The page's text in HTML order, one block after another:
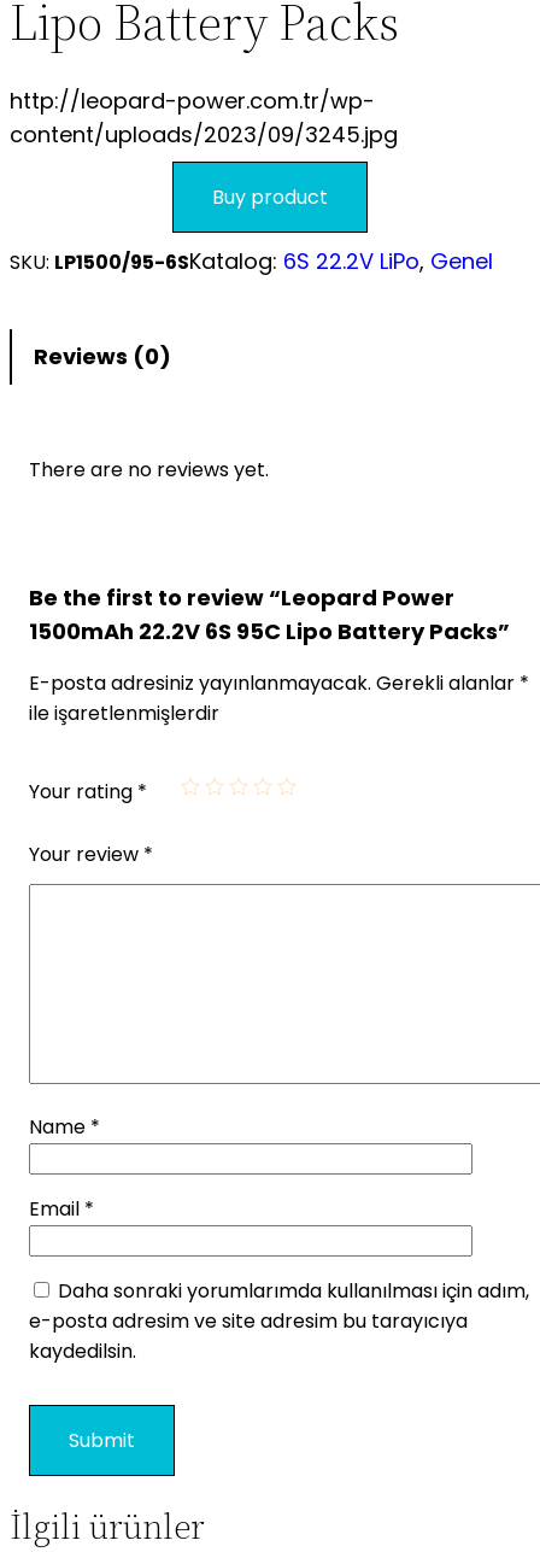
Lipo Battery Packs
http://leopard-power.com.tr/wp-
content/uploads/2023/09/3245.jpg
Buy product
SKU: LP1500/95-6SKatalog: 6S 22.2V LiPo, Genel
Reviews (0)
There are no reviews yet.
Be the first to review “Leopard Power
1500mAh 22.2V 6S 95C Lipo Battery Packs”
E-posta adresiniz yayınlanmayacak. Gerekli alanlar *
ile işaretlenmişlerdir
Your rating *
Your review *
Name *
Email *
Daha sonraki yorumlarımda kullanılması için adım,
e-posta adresim ve site adresim bu tarayıcıya
kaydedilsin.
İlgili ürünler